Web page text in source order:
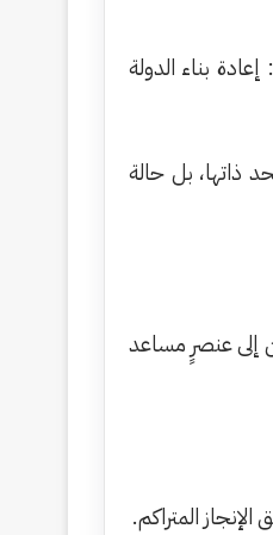
بناء الدولة
ذاتها، بل حالة
إلى عنصرٍ مساعد
المتراكم.